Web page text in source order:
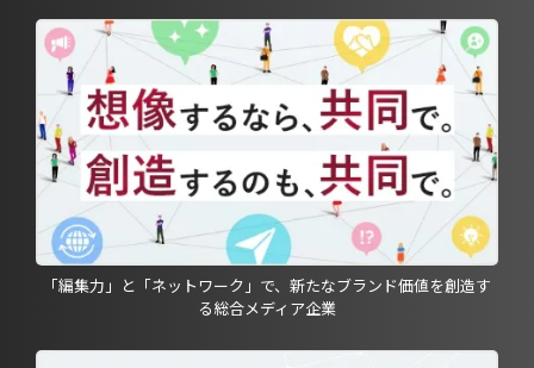
「編集力」と「ネットワーク」で、新たなブランド価値を創造す
る総合メディア企業